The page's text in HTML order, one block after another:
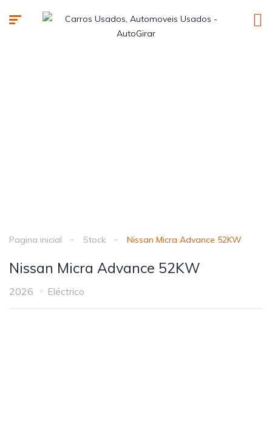
Pagina inicial Stock Nissan Micra Advance 52KW
Nissan Micra Advance 52KW
2026 Eléctrico